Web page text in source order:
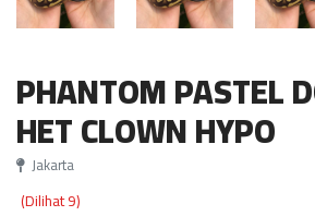
PHANTOM PASTEL
HET CLOWN HYPO
Jakarta
(Dilihat 9)